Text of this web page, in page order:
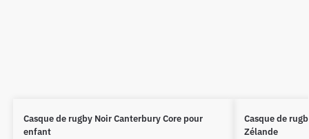
Casque de rugby Noir Canterbury Core pour
enfant
Casque de
Zélande